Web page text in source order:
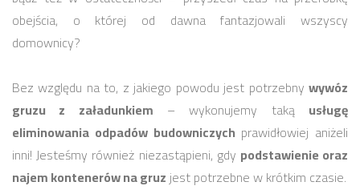
obejścia, o której od dawna fantazjowali wszyscy
domownicy?
Bez względu na to, z jakiego powodu jest potrzebny wywóz
gruzu z załadunkiem – wykonujemy taką usługę
eliminowania odpadów budowniczych prawidłowiej aniżeli
inni! Jesteśmy również niezastąpieni, gdy podstawienie oraz
najem kontenerów na gruzjest potrzebne w krótkim czasie.